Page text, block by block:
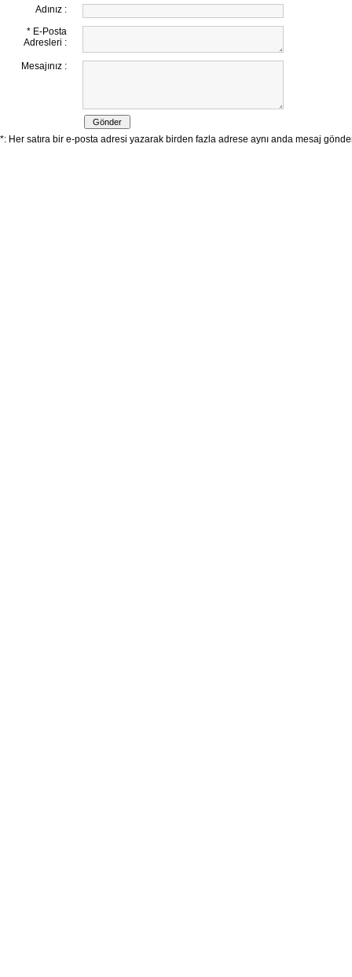
Adınız :
* E-Posta
Adresleri :
Mesajınız :
*: Her satıra bir e-posta adresi yazarak birden fazla adrese aynı anda mesaj